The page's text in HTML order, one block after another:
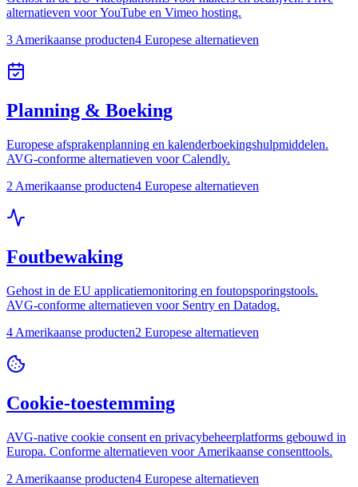
alternatieven voor YouTube en Vimeo hosting.
3 Amerikaanse producten4 Europese alternatieven
Planning & Boeking
Europese afsprakenplanning en kalenderboekingshulpmiddelen.
AVG-conforme alternatieven voor Calendly.
2 Amerikaanse producten4 Europese alternatieven
Foutbewaking
Gehost in de EU applicatiemonitoring en foutopsporingstools.
AVG-conforme alternatieven voor Sentry en Datadog.
4 Amerikaanse producten2 Europese alternatieven
Cookie-toestemming
AVG-native cookie consent en privacybeheerplatforms gebouwd in
Europa. Conforme alternatieven voor Amerikaanse consenttools.
2 Amerikaanse producten4 Europese alternatieven